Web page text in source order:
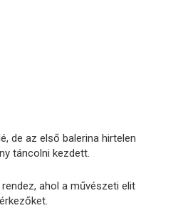
de az első balerina hirtelen
táncolni kezdett.
ahol a művészeti elit